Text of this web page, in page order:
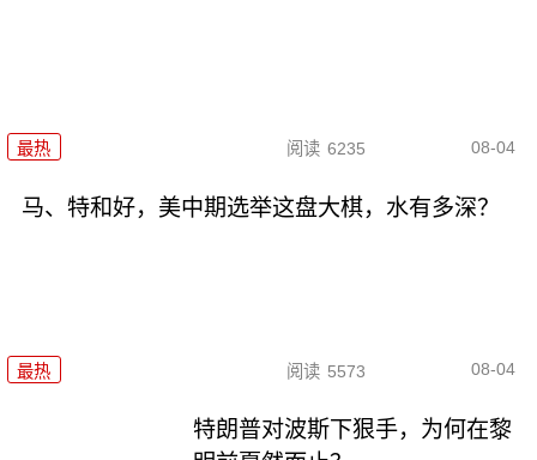
最热 阅读 6235 08-04
马、特和好，美中期选举这盘大棋，水有多深？
最热 阅读 5573 08-04
特朗普对波斯下狠手，为何在黎